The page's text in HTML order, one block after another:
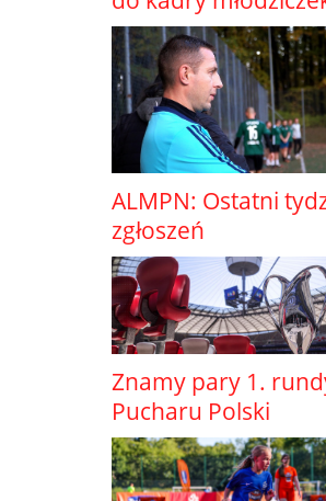
ALMPN: Ostatni
zgłoszeń
Znamy pary 1.
Pucharu Polski